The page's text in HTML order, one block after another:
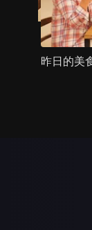
昨日的美